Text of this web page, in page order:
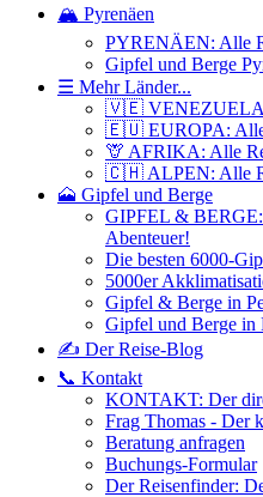
🏔️ Pyrenäen
PYRENÄEN: Alle
Gipfel und Berge
☰ Mehr Länder...
🇻🇪 VENEZUELA:
🇪🇺 EUROPA: Alle
🦒 AFRIKA: Alle
🇨🇭 ALPEN: Alle
🗻 Gipfel und Berge
GIPFEL &
Abenteuer!
Die besten 6000-
5000er
Gipfel & Berge in
Gipfel und Berge in
✍️ Der Reise-Blog
📞 Kontakt
KONTAKT: Der
Frag Thomas - Der
Beratung anfragen
Buchungs-Formular
Der Reisenfinder: